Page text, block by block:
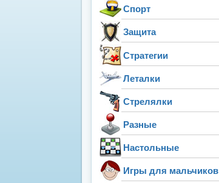
Спорт
Защита
Стратегии
Леталки
Стрелялки
Разные
Настольные
Игры для мальчиков